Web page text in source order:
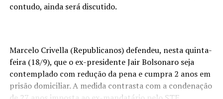
especialmente os que levam vitamina C.
vitamina não é produzida naturalmente por humanos é
necessária a sua ingestão. Além de ser vendida em
farmácias em todo o Brasil, a vitamina C também pode
ser encontrada em frutas cítricas e legumes frescos. A
contudo, ainda será discutido.
Marcelo Crivella (Republicanos) defendeu, nesta quinta-
feira (18/9), que o ex-presidente Jair Bolsonaro seja
contemplado com redução da pena e cumpra 2 anos em
prisão domiciliar. A medida contrasta com a condenação